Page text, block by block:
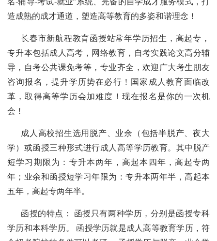
造成熟的成才通道，塑造高等教育的多姿和谐理念！
长春市新航程教育函授站常年学历招生，高起专，
专升本包括成人高考，网络教育，自考实践论文高分辅
导，自考公共课免考等，专业齐全，欢迎广大考生朋友
咨询报名，提升学历势在必行！国家成人教育面临改
革，取得高等学历会加难度！现在报名是你的一次机
会！
成人高校招生选用脱产、业余（包括半脱产、夜大
学）或函授三种形式进行成人高等学历教育。其中脱产
短学习期限为：专升本两年，高起本四年，高起专两
年；业余和函授短学习年限为：专升本两年半，高起本
五年，高起专两年半。
函授的特点： 函授只有两种学历，分别是函授专科
学历和本科学历。 函授学历就是成人高等教育学历，符